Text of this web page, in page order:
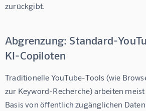
zurückgibt.
Abgrenzung: Standard-
KI-Copiloten
Traditionelle YouTube-Tools (wie
zur Keyword-Recherche) arbeiten
Basis von öffentlich zugänglichen